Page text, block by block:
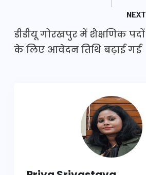
NEXT
डीडीयू गोरखपुर में शैक्षणिक पदों
के लिए आवेदन तिथि बढ़ाई गई